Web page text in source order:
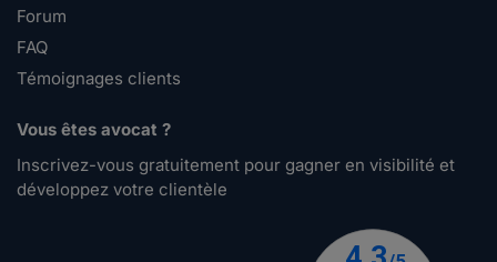
Forum
FAQ
Témoignages clients
Vous êtes avocat ?
Inscrivez-vous gratuitement pour gagner en visibilité et
développez votre clientèle